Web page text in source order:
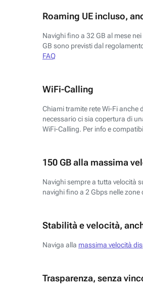
Roaming UE incluso,
Navighi fino a 32 GB al mese
GB sono previsti dal
FAQ
WiFi-Calling
Chiami tramite rete Wi-Fi anche
necessario ci sia copertura di
WiFi-Calling. Per info e
150 GB alla massima
Navighi sempre a tutta velocità
navighi fino a 2 Gbps nelle zone
Stabilità e velocità,
Naviga alla massima velocità
Trasparenza, senza